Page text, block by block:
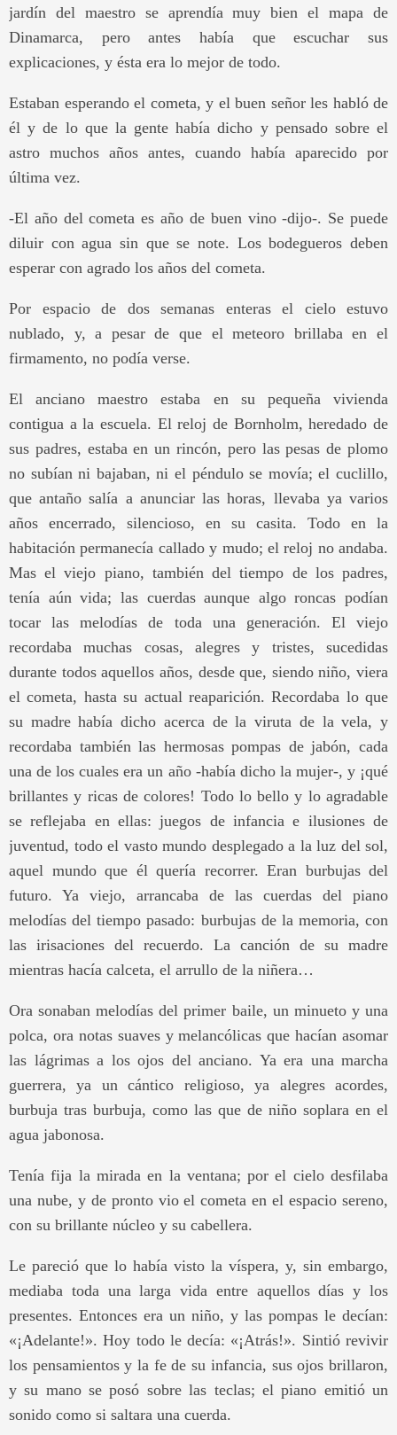
jardín del maestro se aprendía muy bien el mapa de
Dinamarca, pero antes había que escuchar sus
explicaciones, y ésta era lo mejor de todo.
Estaban esperando el cometa, y el buen señor les habló de
él y de lo que la gente había dicho y pensado sobre el
astro muchos años antes, cuando había aparecido por
última vez.
-El año del cometa es año de buen vino -dijo-. Se puede
diluir con agua sin que se note. Los bodegueros deben
esperar con agrado los años del cometa.
Por espacio de dos semanas enteras el cielo estuvo
nublado, y, a pesar de que el meteoro brillaba en el
firmamento, no podía verse.
El anciano maestro estaba en su pequeña vivienda
contigua a la escuela. El reloj de Bornholm, heredado de
sus padres, estaba en un rincón, pero las pesas de plomo
no subían ni bajaban, ni el péndulo se movía; el cuclillo,
que antaño salía a anunciar las horas, llevaba ya varios
años encerrado, silencioso, en su casita. Todo en la
habitación permanecía callado y mudo; el reloj no andaba.
Mas el viejo piano, también del tiempo de los padres,
tenía aún vida; las cuerdas aunque algo roncas podían
tocar las melodías de toda una generación. El viejo
recordaba muchas cosas, alegres y tristes, sucedidas
durante todos aquellos años, desde que, siendo niño, viera
el cometa, hasta su actual reaparición. Recordaba lo que
su madre había dicho acerca de la viruta de la vela, y
recordaba también las hermosas pompas de jabón, cada
una de los cuales era un año -había dicho la mujer-, y ¡qué
brillantes y ricas de colores! Todo lo bello y lo agradable
se reflejaba en ellas: juegos de infancia e ilusiones de
juventud, todo el vasto mundo desplegado a la luz del sol,
aquel mundo que él quería recorrer. Eran burbujas del
futuro. Ya viejo, arrancaba de las cuerdas del piano
melodías del tiempo pasado: burbujas de la memoria, con
las irisaciones del recuerdo. La canción de su madre
mientras hacía calceta, el arrullo de la niñera…
Ora sonaban melodías del primer baile, un minueto y una
polca, ora notas suaves y melancólicas que hacían asomar
las lágrimas a los ojos del anciano. Ya era una marcha
guerrera, ya un cántico religioso, ya alegres acordes,
burbuja tras burbuja, como las que de niño soplara en el
agua jabonosa.
Tenía fija la mirada en la ventana; por el cielo desfilaba
una nube, y de pronto vio el cometa en el espacio sereno,
con su brillante núcleo y su cabellera.
Le pareció que lo había visto la víspera, y, sin embargo,
mediaba toda una larga vida entre aquellos días y los
presentes. Entonces era un niño, y las pompas le decían:
«¡Adelante!». Hoy todo le decía: «¡Atrás!». Sintió revivir
los pensamientos y la fe de su infancia, sus ojos brillaron,
y su mano se posó sobre las teclas; el piano emitió un
sonido como si saltara una cuerda.